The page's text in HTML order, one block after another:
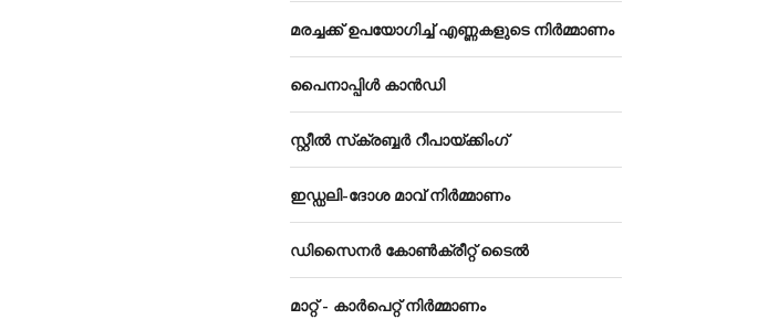
മരച്ചക്ക് ഉപയോഗിച്ച് എണ്ണകളുടെ നിർമ്മാണം
പൈനാപ്പിൾ കാൻഡി
സ്റ്റീൽ സ്‌ക്രബ്ബർ റീപായ്‌ക്കിംഗ്
ഇഡ്ഡലി-ദോശ മാവ് നിർമ്മാണം
ഡിസൈനർ കോൺക്രീറ്റ് ടൈൽ
മാറ്റ് - കാർപെറ്റ് നിർമ്മാണം